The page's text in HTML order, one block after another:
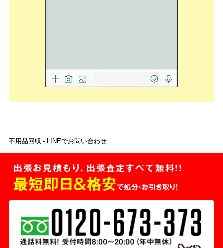
不用品回収 LINEでお問い合わせ
出張お見積もり、出張査定すべて無料!!
最短即日＆格安で処分・お引き取り！